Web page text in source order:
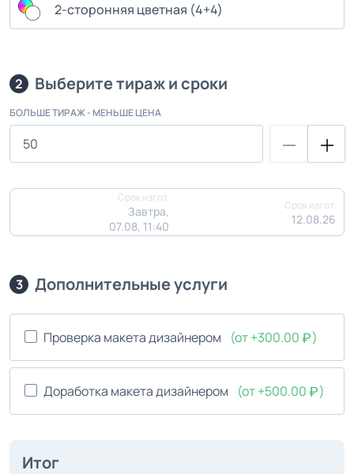
2-сторонняя цветная (4+4)
2 Выберите тираж и сроки
БОЛЬШЕ ТИРАЖ - МЕНЬШЕ ЦЕНА
Срок изгот.
Завтра,
07.08, 11:40
Срок изгот.
12.08.26
3 Дополнительные услуги
Проверка макета дизайнером (от +300.00 )
Доработка макета дизайнером (от +500.00 )
Итог